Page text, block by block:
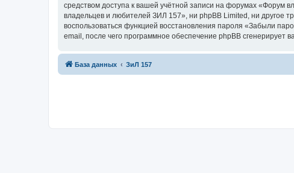
средством доступа к вашей учётной записи на форумах «Форум
владельцев и любителей ЗИЛ 157», ни phpBB Limited, ни другое
воспользоваться функцией восстановления пароля «Забыли
email, после чего программное обеспечение phpBB сгенерирует
База данных ЗиЛ 157